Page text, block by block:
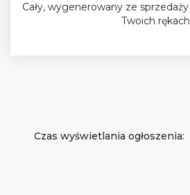
Cały, wygenerowany ze
Twoich rękach
Czas wyświetlania ogłoszenia: